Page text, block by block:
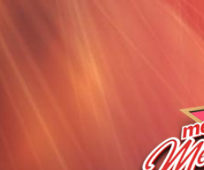
Homepage |
Impressum
Datenschutz